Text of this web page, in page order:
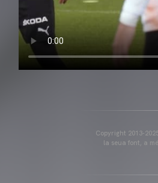
Copyright 2013-
la seua font, a